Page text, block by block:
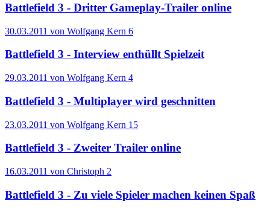
Battlefield 3 - Dritter Gameplay-Trailer online
30.03.2011 von Wolfgang Kern 6
Battlefield 3 - Interview enthüllt Spielzeit
29.03.2011 von Wolfgang Kern 4
Battlefield 3 - Multiplayer wird geschnitten
23.03.2011 von Wolfgang Kern 15
Battlefield 3 - Zweiter Trailer online
16.03.2011 von Christoph 2
Battlefield 3 - Zu viele Spieler machen keinen Spaß